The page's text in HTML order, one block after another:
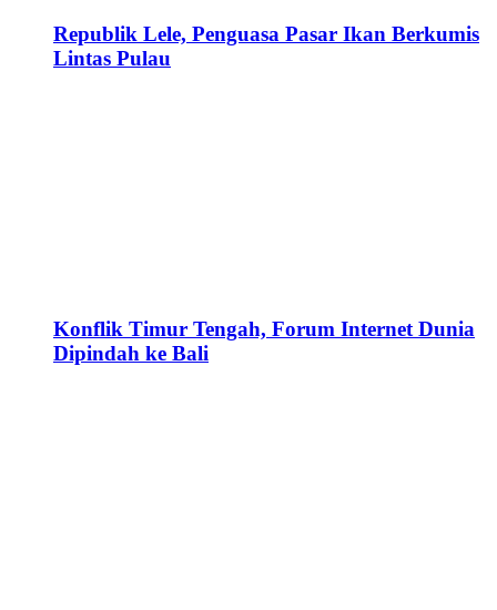
Republik Lele, Penguasa Pasar Ikan Berkumis
Lintas Pulau
Konflik Timur Tengah, Forum Internet Dunia
Dipindah ke Bali